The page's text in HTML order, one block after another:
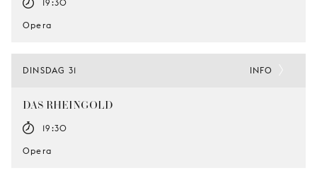
19:30
Opera
DINSDAG 31
DAS RHEINGOLD
19:30
Opera
INFO